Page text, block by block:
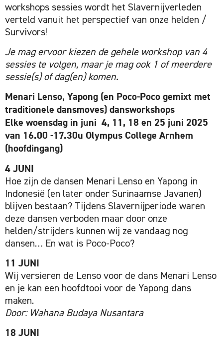
workshops sessies wordt het Slavernijverleden
verteld vanuit het perspectief van onze helden /
Survivors!
Je mag ervoor kiezen de gehele workshop van 4
sessies te volgen, maar je mag ook 1 of meerdere
sessie(s) of dag(en) komen.
Menari Lenso, Yapong (en Poco-Poco gemixt met
traditionele dansmoves) dansworkshops
Elke woensdag in juni 4, 11, 18 en 25 juni 2025
van 16.00 -17.30u Olympus College Arnhem
(hoofdingang)
4 JUNI
Hoe zijn de dansen Menari Lenso en Yapong in
Indonesië (en later onder Surinaamse Javanen)
blijven bestaan? Tijdens Slavernijperiode waren
deze dansen verboden maar door onze
helden/strijders kunnen wij ze vandaag nog
dansen… En wat is Poco-Poco?
11 JUNI
Wij versieren de Lenso voor de dans Menari Lenso
en je kan een hoofdtooi voor de Yapong dans
maken.
Door: Wahana Budaya Nusantara
18 JUNI